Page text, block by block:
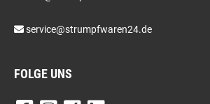
service@strumpfwaren24.de
FOLGE UNS